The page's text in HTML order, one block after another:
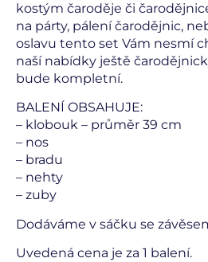
kostým čaroděje či
na párty, pálení čarodějnic,
oslavu tento set Vám nesmí
naší nabídky ještě
bude kompletní.
BALENÍ OBSAHUJE:
– klobouk – průměr 39 cm
– nos
– bradu
– nehty
– zuby
Dodáváme v sáčku se
Uvedená cena je za 1 balení.